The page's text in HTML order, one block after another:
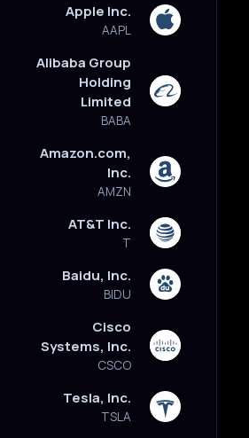
Apple Inc.
AAPL
Alibaba Group
Holding
Limited
BABA
Amazon.com,
Inc.
AMZN
AT&T Inc.
T
Baidu, Inc.
BIDU
Cisco
Systems, Inc.
CSCO
Tesla, Inc.
TSLA